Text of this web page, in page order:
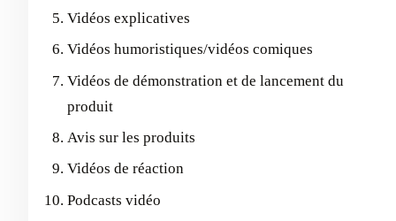
Vidéos explicatives
Vidéos humoristiques/vidéos comiques
Vidéos de démonstration et de lancement du
produit
Avis sur les produits
Vidéos de réaction
Podcasts vidéo